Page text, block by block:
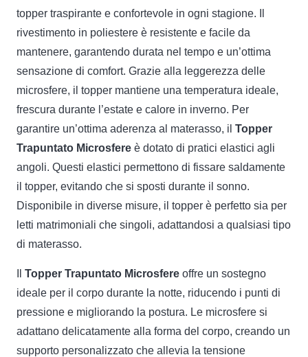
topper traspirante e confortevole in ogni stagione. Il
rivestimento in poliestere è resistente e facile da
mantenere, garantendo durata nel tempo e un’ottima
sensazione di comfort. Grazie alla leggerezza delle
microsfere, il topper mantiene una temperatura ideale,
frescura durante l’estate e calore in inverno. Per
garantire un’ottima aderenza al materasso, il Topper
Trapuntato Microsfere è dotato di pratici elastici agli
angoli. Questi elastici permettono di fissare saldamente
il topper, evitando che si sposti durante il sonno.
Disponibile in diverse misure, il topper è perfetto sia per
letti matrimoniali che singoli, adattandosi a qualsiasi tipo
di materasso.
Topper Trapuntato Microsfere offre un sostegno
ideale per il corpo durante la notte, riducendo i punti di
pressione e migliorando la postura. Le microsfere si
adattano delicatamente alla forma del corpo, creando un
supporto personalizzato che allevia la tensione